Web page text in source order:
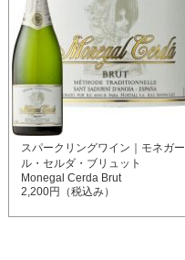
スパークリングワイン｜モネガー
ル・セルダ・ブリュット
Monegal Cerda Brut
2,200円（税込み）